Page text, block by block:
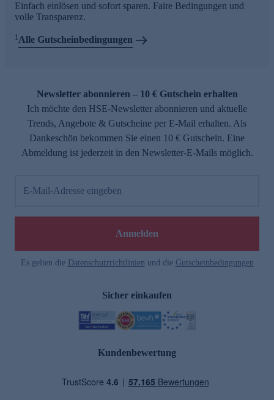
Einfach einlösen und sofort sparen. Faire Bedingungen und
volle Transparenz.
1Alle Gutscheinbedingungen
Newsletter abonnieren – 10 € Gutschein erhalten
Ich möchte den HSE-Newsletter abonnieren und aktuelle
Trends, Angebote & Gutscheine per E-Mail erhalten. Als
Dankeschön bekommen Sie einen 10 € Gutschein. Eine
Abmeldung ist jederzeit in den Newsletter-E-Mails möglich.
E-Mail-Adresse eingeben
Anmelden
Es gelten die Datenschutzrichtlinien und die Gutscheinbedingungen
Sicher einkaufen
Kundenbewertung